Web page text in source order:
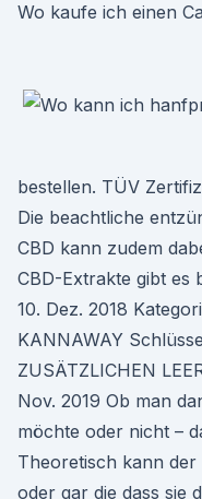
Wo kaufe ich einen
bestellen. TÜV
Die beachtliche
CBD kann zudem
CBD-Extrakte gibt es
10. Dez. 2018
KANNAWAY
ZUSÄTZLICHEN
Nov. 2019 Ob man
möchte oder nicht –
Theoretisch kann
oder gar die dass sie